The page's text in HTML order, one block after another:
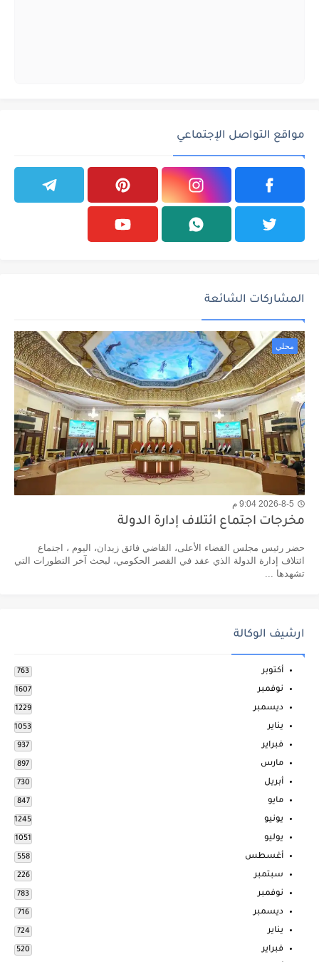
مواقع التواصل الإجتماعي
المشاركات الشائعة
محلي
2026-8-5 9:04 م
مخرجات اجتماع ائتلاف إدارة الدولة
حضر رئيس مجلس القضاء الأعلى، القاضي فائق زيدان، اليوم ، اجتماع
ائتلاف إدارة الدولة الذي عقد في القصر الحكومي، لبحث آخر التطورات التي
تشهدها ...
ارشيف الوكالة
أكتوبر 763
نوفمبر 1607
ديسمبر 1229
يناير 1053
فبراير 937
مارس 897
أبريل 730
مايو 847
يونيو 1245
يوليو 1051
أغسطس 558
سبتمبر 226
نوفمبر 783
ديسمبر 716
يناير 724
فبراير 520